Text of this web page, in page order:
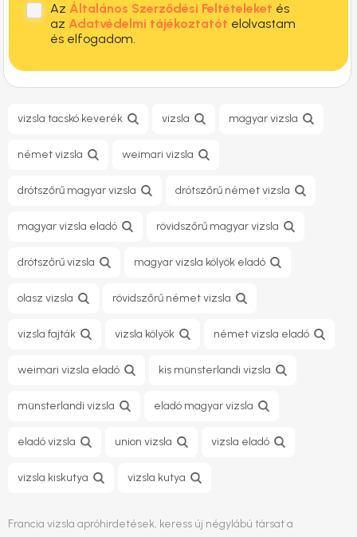
Az Általános Szerződési Feltételeket és
az Adatvédelmi tájékoztatót elolvastam
és elfogadom.
vizsla tacskó keverék vizsla magyar vizsla
német vizsla weimari vizsla
drótszőrű magyar vizsla drótszőrű német vizsla
magyar vizsla eladó rövidszőrű magyar vizsla
drótszőrű vizsla magyar vizsla kölyök eladó
olasz vizsla rövidszőrű német vizsla
vizsla fajták vizsla kölyök német vizsla eladó
weimari vizsla eladó kis münsterlandi vizsla
münsterlandi vizsla eladó magyar vizsla
eladó vizsla union vizsla vizsla eladó
vizsla kiskutya vizsla kutya
Francia vizsla apróhirdetések, keress új négylábú társat a